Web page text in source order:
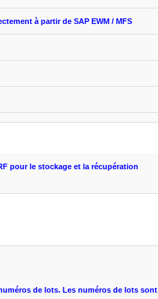
à partir de SAP EWM / MFS
pour le stockage et la récupération
de lots. Les numéros de lots sont